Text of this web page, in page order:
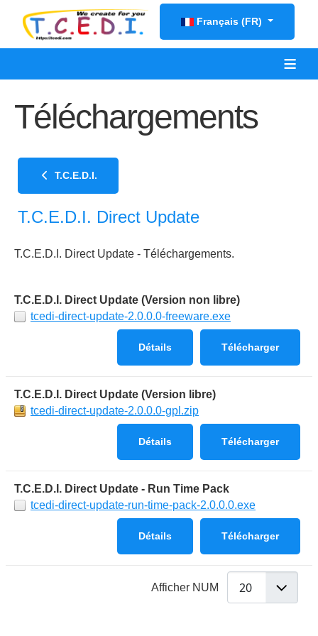
Sélectionnez votre langue
Français (FR)
≡
Téléchargements
T.C.E.D.I.
T.C.E.D.I. Direct Update
T.C.E.D.I. Direct Update - Téléchargements.
T.C.E.D.I. Direct Update (Version non libre)
tcedi-direct-update-2.0.0.0-freeware.exe
Télécharger
Détails
T.C.E.D.I. Direct Update (Version libre)
tcedi-direct-update-2.0.0.0-gpl.zip
Télécharger
Détails
T.C.E.D.I. Direct Update - Run Time Pack
tcedi-direct-update-run-time-pack-2.0.0.0.exe
Télécharger
Détails
Afficher NUM